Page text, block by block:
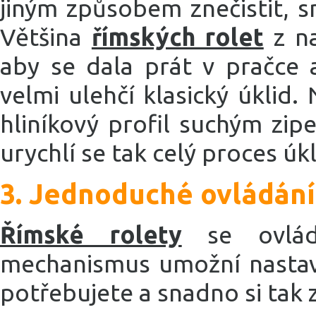
jiným způsobem znečistit,
Většina římských rolet z
aby se dala prát v pračce
velmi ulehčí klasický úklid.
hliníkový profil suchým
urychlí se tak celý proces
3. Jednoduché ovládání
Římské roletyse
mechanismus umožní
potřebujete a snadno si tak